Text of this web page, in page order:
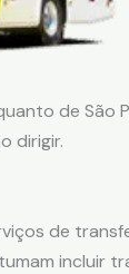
de São
dirigir.
de
incluir